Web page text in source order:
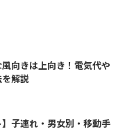
風向きは上向き！電気代や
解説
】子連れ・男女別・移動手